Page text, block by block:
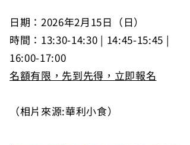
日期：2026年2月15日（日）
時間：13:30-14:30 | 14:45-15:45 |
16:00-17:00
名額有限，先到先得，立即報名
（相片來源:華利小食）